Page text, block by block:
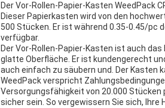
Der Vor-Rollen-Papier-Kasten WeedPack
Dieser Papierkasten wird von den
500 Stücken. Er ist während 0.35-0.45/pc
verfügbar.
Der Vor-Rollen-Papier-Kasten ist auch
glatte Oberfläche. Er ist kundengerecht
auch einfach zu säubern und. Der
WeedPack verspricht
Versorgungsfähigkeit von 20.000
sicher sein. So vergewissern Sie sich,